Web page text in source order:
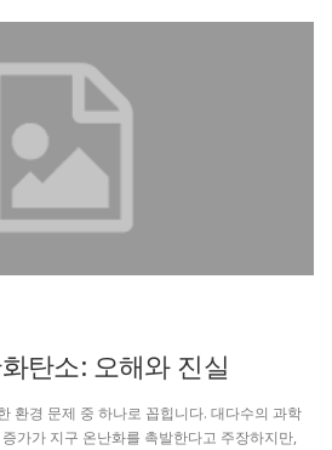
탄소: 오해와 진실
환경 문제 중 하나로 꼽힙니다. 대다수의 과학
가가 지구 온난화를 촉발한다고 주장하지만,